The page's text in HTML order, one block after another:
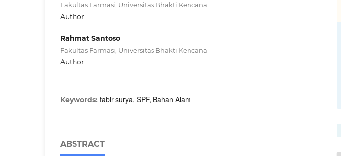
Fakultas Farmasi, Universitas Bhakti Kencana
Author
Rahmat Santoso
Fakultas Farmasi, Universitas Bhakti Kencana
Author
Keywords: tabir surya, SPF, Bahan Alam
ABSTRACT